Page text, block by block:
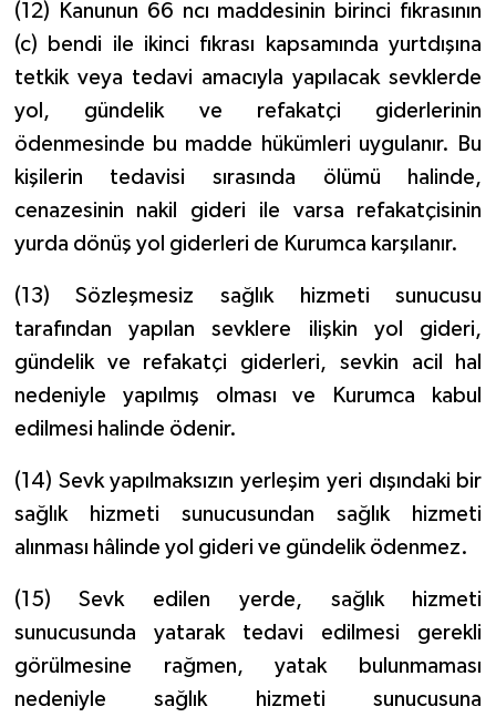
(12) Kanunun 66 ncı maddesinin birinci fıkrasının
(c) bendi ile ikinci fıkrası kapsamında yurtdışına
tetkik veya tedavi amacıyla yapılacak sevklerde
yol, gündelik ve refakatçi giderlerinin
ödenmesinde bu madde hükümleri uygulanır. Bu
kişilerin tedavisi sırasında ölümü halinde,
cenazesinin nakil gideri ile varsa refakatçisinin
yurda dönüş yol giderleri de Kurumca karşılanır.
(13) Sözleşmesiz sağlık hizmeti sunucusu
tarafından yapılan sevklere ilişkin yol gideri,
gündelik ve refakatçi giderleri, sevkin acil hal
nedeniyle yapılmış olması ve Kurumca kabul
edilmesi halinde ödenir.
(14) Sevk yapılmaksızın yerleşim yeri dışındaki bir
sağlık hizmeti sunucusundan sağlık hizmeti
alınması hâlinde yol gideri ve gündelik ödenmez.
(15) Sevk edilen yerde, sağlık hizmeti
sunucusunda yatarak tedavi edilmesi gerekli
görülmesine rağmen, yatak bulunmaması
nedeniyle sağlık hizmeti sunucusuna